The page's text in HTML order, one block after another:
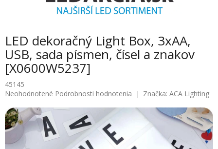
LED dekoračný Light Box, 3xAA,
USB, sada písmen, čísel a znakov
[X0600W5237]
45145
Priemerné
produktu
je
0.0
Neohodnotené Podrobnosti hodnotenia Značka: ACA Lighting